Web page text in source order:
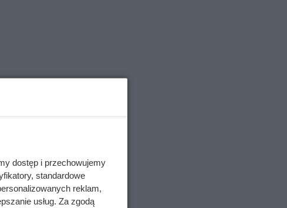
dostęp i przechowujemy
standardowe
reklam,
usług. Za zgodą